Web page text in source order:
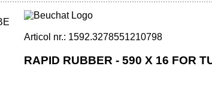
Articol nr.: 1592.3278551210798
RAPID RUBBER - 590 X 16 FOR